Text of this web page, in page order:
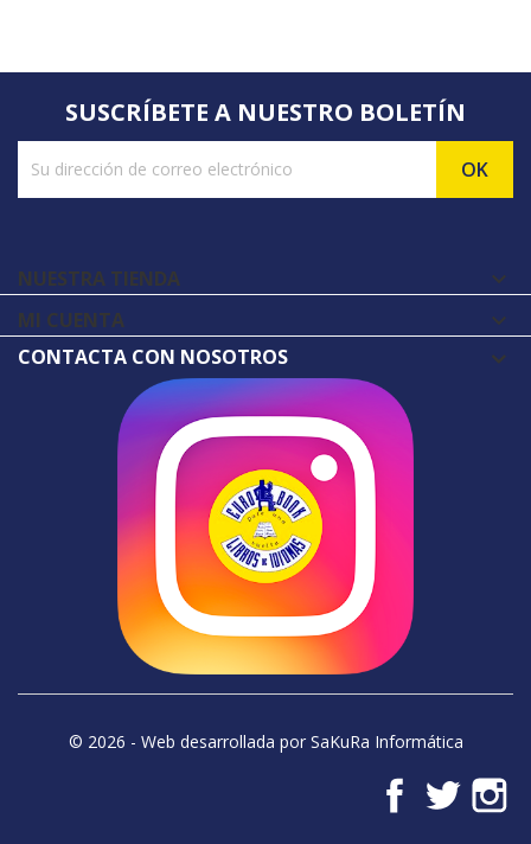
SUSCRÍBETE A NUESTRO BOLETÍN
NUESTRA TIENDA 
MI CUENTA 
CONTACTA CON NOSOTROS
© 2026 - Web desarrollada por SaKuRa Informática